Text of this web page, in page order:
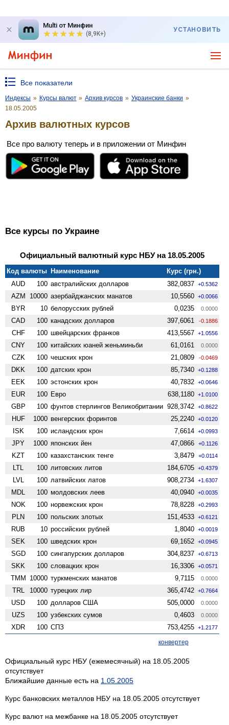
Multi от Минфин
(8,9K+)
УСТАНОВИТЬ
Все показатели
Индексы » Курсы валют » Архив курсов » Украинские банки »
18.05.2005
Архив валютных курсов
Все про валюту теперь и в приложении от Минфин
Все курсы по Украине
Официальный валютный курс НБУ на 18.05.2005
Код валюты Наименование
Курс (грн.)
AUD
100 австралийских долларов 382,0837 +0.5362
AZM 10000 азербайджанских манатов 10,5560 +0.0066
BYR 10 белорусских рублей 0,0235 0.0000
CAD 100 канадских долларов 397,6061 -0.1886
CHF 100 швейцарских франков 413,5567 +1.0556
CNY 100 китайских юаней женьминьби 61,0161 0.0000
CZK 100 чешских крон 21,0809 -0.0469
DKK 100 датских крон 85,7340 +0.1288
EEK 100 эстонских крон 40,7832 +0.0646
EUR 100 Евро 638,1180 +1.0100
GBP 100 фунтов стерлингов Велико­британии 928,3742 +0.8622
HUF 1000 венгерских форинтов 25,2240 +0.0120
ISK 100 исландских крон 7,6614 +0.0993
JPY 1000 японских йен 47,0866 +0.1126
KZT 100 казахстанских тенге 3,8479 +0.0114
LTL 100 литовских литов 184,6705 +0.4379
LVL 100 латвийских латов 908,2734 +1.6307
MDL 100 молдовских леев 40,0940 +0.0035
NOK 100 норвежских крон 78,8228 +0.2993
PLN 100 польских злотых 151,4533 +0.6121
RUB 10 российских рублей 1,8040 +0.0019
SEK 100 шведских крон 69,1652 +0.0945
SGD 100 сингапурских долларов 304,8237 +0.6713
SKK 100 словацких крон 16,3306 +0.0571
TMM 10000 туркменских манатов 9,7115 0.0000
TRL 10000 турецких лир 365,4742 +0.7664
USD 100 долларов США 505,0000 0.0000
UZS 100 узбекских сумов 0,4603 0.0000
XDR 100 СПЗ 753,4255 +1.2177
конвертер
Официальный курс НБУ (ежемесячный) на 18.05.2005
отсутствует
Ближайшие данные есть на 1.05.2005
Курс банковских металлов НБУ на 18.05.2005 отсутствует
Курс валют на межбанке на 18.05.2005 отсутствует